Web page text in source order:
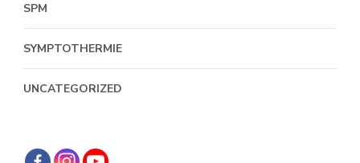
SPM
SYMPTOTHERMIE
UNCATEGORIZED